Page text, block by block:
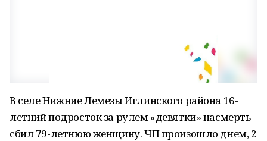
В селе Нижние Лемезы Иглинского района 16-
летний подросток за рулем «девятки» насмерть
сбил 79-летнюю женщину. ЧП произошло днем, 2